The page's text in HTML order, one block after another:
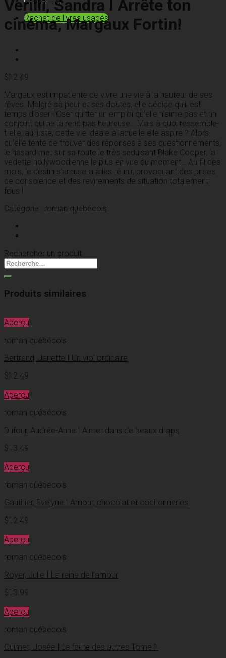
Rachat de livres usagés
Verilli, Sandra I Arrête ton
cinéma, Margaux Fortin!
$12.49
Margaux est impatiente de vivre une vie à la hauteur de ses
rêves. Malgré sa peur et ses doutes, elle décide qu’il est
temps d’oser ! Oser quitter un emploi qu’elle n’aime pas et un
conjoint qui ne la rend pas heureuse… Mais à quoi ressemble-
t-elle, au juste, cette vie idéale à laquelle elle aspire ? Alors
qu’elle tente de trouver des réponses à ses questionnements,
le hasard met sur sa route le très séduisant Blake Cooper, la
vedette hollywoodienne la plus en vue du moment… Au fil des
mois, le destin s’amusera à les réunir, provoquant des prises
de conscience et des revirements de situation totalement
fous !
Catégorie : roman québécois
Rechercher un produit
Produits similaires
Aperçu
roman québécois
Bertrand, Janette I Un viol ordinaire
$12.49
Aperçu
roman québécois
Dufour, Audrée-Anne I Aimer dans de beaux draps
$13.49
Aperçu
roman québécois
Gauthier, Evelyne I Amour, chocolat et cochonneries
$12.49
Aperçu
roman québécois
Royer, Julie I La reine de l’amour
$13.99
Aperçu
roman québécois
Ouimet, Josée | La faute des autres Tome 1